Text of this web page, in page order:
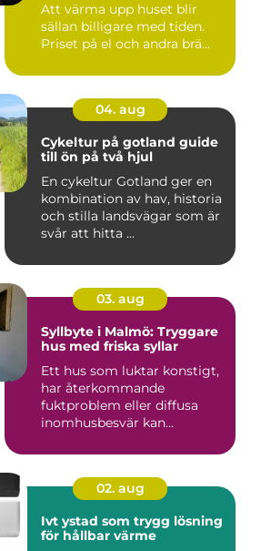
Att värma upp huset blir
sällan billigare med tiden.
Priset på el och andra brä...
04. aug
Cykeltur på gotland guide
till ön på två hjul
En cykeltur Gotland ger en
kombination av hav, historia
och stilla landsvägar som är
svår att hitta ...
03. aug
Syllbyte i Malmö: Tryggare
hus med friska syllar
Ett hus som luktar konstigt,
har återkommande
fuktproblem eller diffusa
inomhusbesvär kan...
02. aug
Ivt ystad som trygg lösning
för hållbar värme